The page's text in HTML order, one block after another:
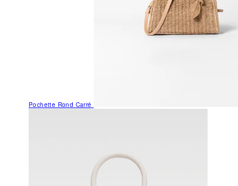
Pochette Rond Carré